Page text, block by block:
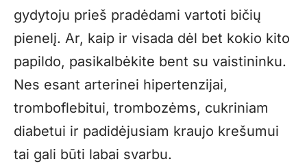
gydytoju prieš pradėdami vartoti bičių
pienelį. Ar, kaip ir visada dėl bet kokio kito
papildo, pasikalbėkite bent su vaistininku.
Nes esant arterinei hipertenzijai,
tromboflebitui, trombozėms, cukriniam
diabetui ir padidėjusiam kraujo krešumui
tai gali būti labai svarbu.